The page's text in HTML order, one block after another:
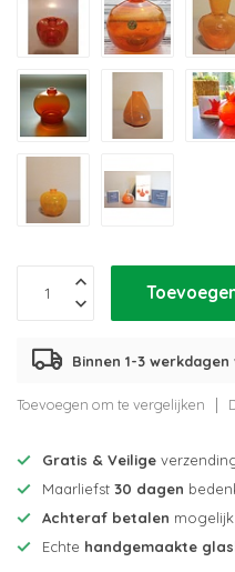
Binnen 1-3
Toevoegen om te vergelijken
Gratis & Veilige
Maarliefst 30 dagen
Achteraf betalen mogelijk
Echte handgemaakte